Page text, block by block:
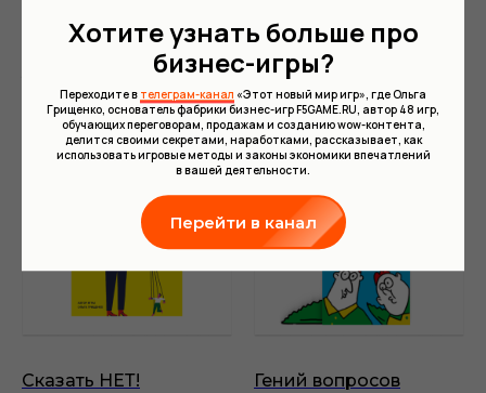
Хотите узнать больше про
бизнес-игры?
Переходите в телеграм-канал «Этот новый мир игр», где Ольга
Грищенко, основатель фабрики бизнес-игр F5GAME.RU, автор 48 игр,
обучающих переговорам, продажам и созданию wow-контента,
делится своими секретами, наработками, рассказывает, как
использовать игровые методы и законы экономики впечатлений
в вашей деятельности.
Перейти в канал
из состояния безразличия
к восторженному
увлечению вашей идеей
в переговорах для
установления контакта
и нейтрализации
конфликта
Сказать НЕТ! Гений вопросов